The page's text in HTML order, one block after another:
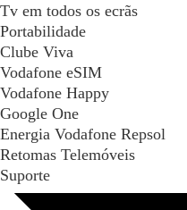
Tv em todos os ecrãs
Portabilidade
Clube Viva
Vodafone eSIM
Vodafone Happy
Google One
Energia Vodafone Repsol
Retomas Telemóveis
Suporte